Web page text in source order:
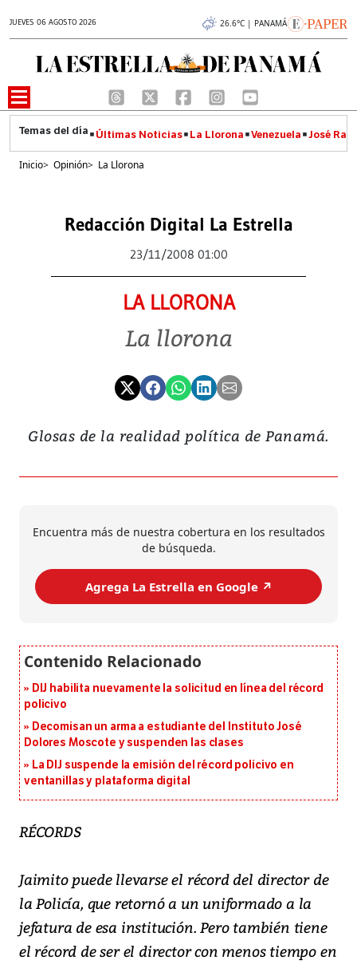
JUEVES 06 AGOSTO 2026 26.6°C | PANAMÁ
Últimas Noticias La Llorona Venezuela José
Inicio> Opinión> La Llorona
Redacción Digital La Estrella
23/11/2008 01:00
LA LLORONA
La llorona
Glosas de la realidad política de Panamá.
Encuentra más de nuestra cobertura en los resultados
de búsqueda.
Agrega La Estrella en Google ↗️
DIJ habilita nuevamente la solicitud en línea del récord
policivo
Decomisan un arma a estudiante del Instituto José
Dolores Moscote y suspenden las clases
La DIJ suspende la emisión del récord policivo en
ventanillas y plataforma digital
RÉCORDS
Jaimito puede llevarse el récord del director de
la Policía, que retornó a un uniformado a la
jefatura de esa institución. Pero también tiene
el récord de ser el director con menos tiempo en